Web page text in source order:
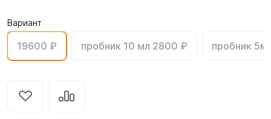
Вариант
19600 ₽ пробник 10 мл 2800 ₽ пробник